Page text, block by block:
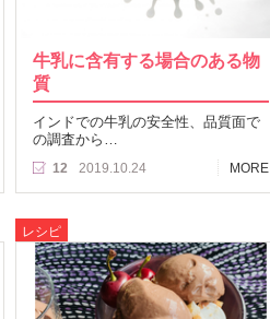
牛乳に含有する場合のある物
質
インドでの牛乳の安全性、品質面で
の調査から…
12 2019.10.24 MORE
レシピ